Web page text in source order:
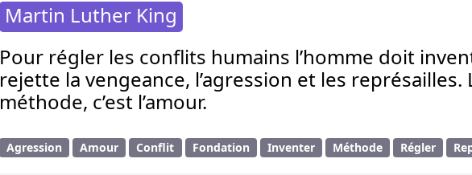
Martin Luther King
Pour régler les conflits humains l’homme doit
rejette la vengeance, l’agression et les représailles.
méthode, c’est l’amour.
Agression Amour Conflit Fondation Inventer Méthode Régler